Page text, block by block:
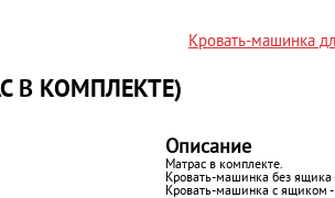
Кровать-машинка
В КОМПЛЕКТЕ)
Описание
Матрас в комплекте.
Кровать-машинка без ящика
Кровать-машинка с ящиком